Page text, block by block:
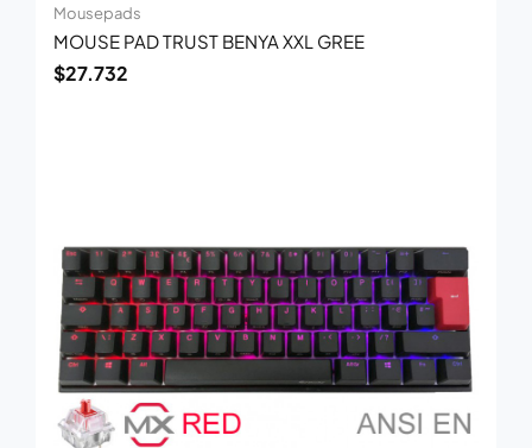
Mousepads
MOUSE PAD TRUST BENYA XXL GREE
$27.732